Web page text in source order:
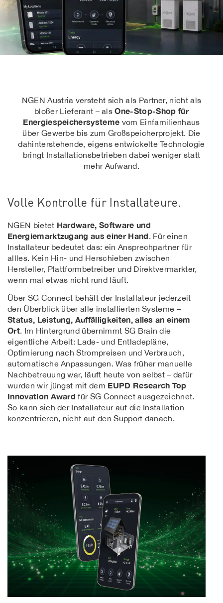
NGEN Austria versteht sich als Partner, nicht als
bloßer Lieferant – alsOne-Stop-Shop für
Energiespeichersysteme vom Einfamilienhaus
über Gewerbe bis zum Großspeicherprojekt. Die
dahinterstehende, eigens entwickelte Technologie
bringt Installationsbetrieben dabei weniger statt
mehr Aufwand.
Volle Kontrolle für Installateure.
NGEN bietet Hardware, Software und
Energiemarktzugang aus einer Hand . Für einen
Installateur bedeutet das: ein Ansprechpartner für
allles. Kein Hin- und Herschieben zwischen
Hersteller, Plattformbetreiber und Direktvermarkter,
wenn mal etwas nicht rund läuft.
Über SG Connect behält der Installateur jederzeit
den Überblick über alle installierten Systeme –
Status, Leistung, Auffälligkeiten, alles an einem
Ort. Im Hintergrund übernimmt SG Brain die
eigentliche Arbeit: Lade- und Entladepläne,
Optimierung nach Strompreisen und Verbrauch,
automatische Anpassungen. Was früher manuelle
Nachbetreuung war, läuft heute von selbst – dafür
wurden wir jüngst mit dem EUPD Research Top
Innovation Award für SG Connect ausgezeichnet.
So kann sich der Installateur auf die Installation
konzentrieren, nicht auf den Support danach.